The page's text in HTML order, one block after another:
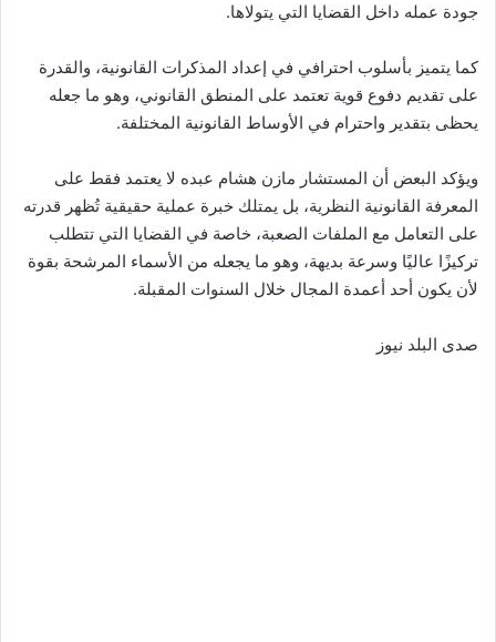
جودة عمله داخل القضايا التي يتولاها.
كما يتميز بأسلوب احترافي في إعداد المذكرات القانونية، والقدرة
على تقديم دفوع قوية تعتمد على المنطق القانوني، وهو ما جعله
يحظى بتقدير واحترام في الأوساط القانونية المختلفة.
ويؤكد البعض أن المستشار مازن هشام عبده لا يعتمد فقط على
المعرفة القانونية النظرية، بل يمتلك خبرة عملية حقيقية تُظهر قدرته
على التعامل مع الملفات الصعبة، خاصة في القضايا التي تتطلب
تركيزًا عاليًا وسرعة بديهة، وهو ما يجعله من الأسماء المرشحة بقوة
لأن يكون أحد أعمدة المجال خلال السنوات المقبلة.
صدى البلد نيوز